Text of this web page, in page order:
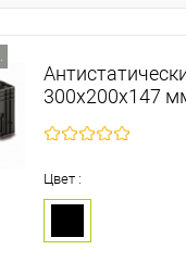
300х200х147
Цвет :